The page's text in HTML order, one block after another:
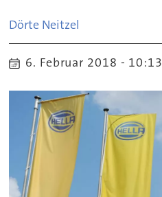
Dörte Neitzel
6. Februar 2018 - 10:13